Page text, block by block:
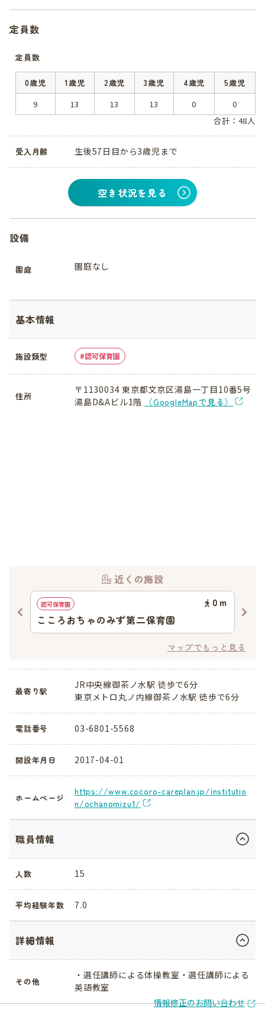
定員数
定員数
0歳児 1歳児 2歳児 3歳児 4歳児
5歳児
9
13 13 13 0
0
合計：48人
受入月齢 生後57日目から3歳児まで
空き状況を見る
設備
園庭 園庭なし
基本情報
施設類型 認可保育園
住所
〒1130034 東京都文京区湯島一丁目10番5号
湯島D&Aビル1階
（GoogleMapで見る）
近くの施設
認可保育園 0 ｍ
こころおちゃのみず第二保育園
マップでもっと見る
最寄り駅
JR中央線御茶ノ水駅 徒歩で6分
東京メトロ丸ノ内線御茶ノ水駅 徒歩で6分
電話番号 03-6801-5568
開設年月日 2017-04-01
ホームページ
https://www.cocoro-careplan.jp/institutio
n/ochanomizu1/
職員情報
人数 15
平均経験年数 7.0
詳細情報
その他
・選任講師による体操教室・選任講師による
英語教室
情報修正のお問い合わせ